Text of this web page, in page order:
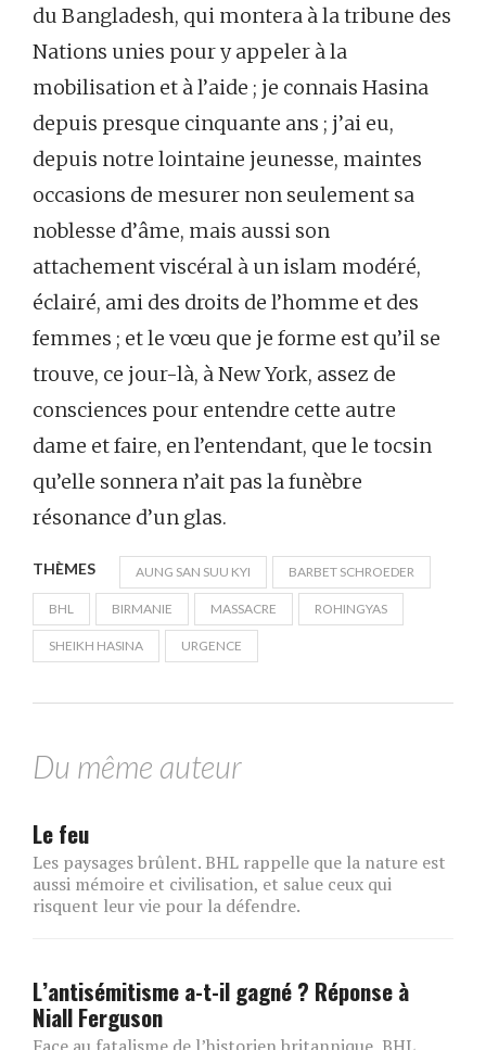
du Bangladesh, qui montera à la tribune des
Nations unies pour y appeler à la
mobilisation et à l’aide ; je connais Hasina
depuis presque cinquante ans ; j’ai eu,
depuis notre lointaine jeunesse, maintes
occasions de mesurer non seulement sa
noblesse d’âme, mais aussi son
attachement viscéral à un islam modéré,
éclairé, ami des droits de l’homme et des
femmes ; et le vœu que je forme est qu’il se
trouve, ce jour-là, à New York, assez de
consciences pour entendre cette autre
dame et faire, en l’entendant, que le tocsin
qu’elle sonnera n’ait pas la funèbre
résonance d’un glas.
THÈMES AUNG SAN SUU KYI BARBET SCHROEDER
BHL BIRMANIE MASSACRE ROHINGYAS
SHEIKH HASINA URGENCE
Du même auteur
Le feu
Les paysages brûlent. BHL rappelle que la nature est
aussi mémoire et civilisation, et salue ceux qui
risquent leur vie pour la défendre.
L’antisémitisme a-t-il gagné ? Réponse à
Niall Ferguson